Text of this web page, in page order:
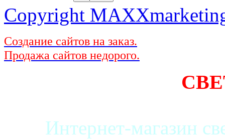
Copyright
Создание сайтов на заказ.
Продажа сайтов недорого.
Интернет-магазин